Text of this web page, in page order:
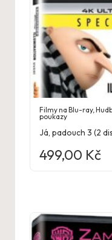
Filmy na Blu-ray,
poukazy
Já, padouch 3 (2
499,00 Kč